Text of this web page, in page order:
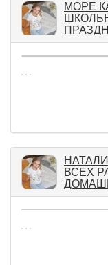
МОРЕ
ВСЕХ